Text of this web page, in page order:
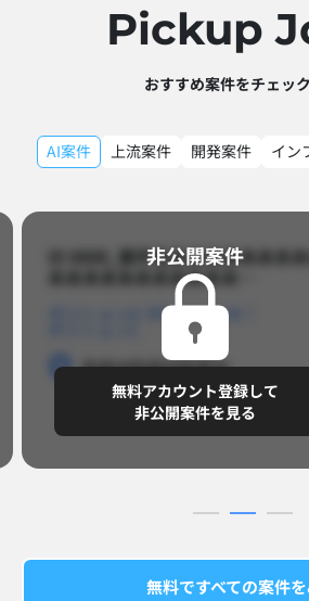
Pickup
おすすめ案件をチェッ
AI案件 上流案件 開発案件 イン
ID 8888_案件名あああああああ
あああああああああああ…​
ポジションB
勤務地勤務地勤務地
～8,888,8888円/月
非公開案件​
無料アカウント登録して
非公開案件を見る
無料ですべての案件